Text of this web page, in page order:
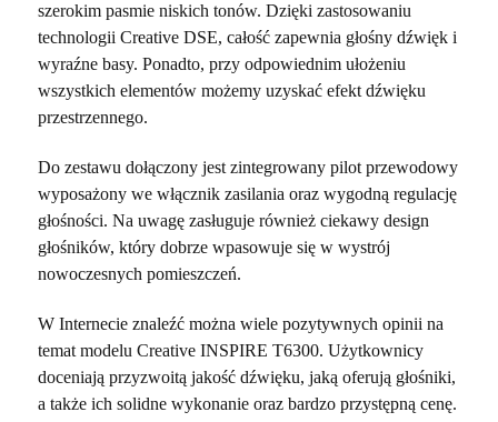
szerokim pasmie niskich tonów. Dzięki zastosowaniu
technologii Creative DSE, całość zapewnia głośny dźwięk i
wyraźne basy. Ponadto, przy odpowiednim ułożeniu
wszystkich elementów możemy uzyskać efekt dźwięku
przestrzennego.
Do zestawu dołączony jest zintegrowany pilot przewodowy
wyposażony we włącznik zasilania oraz wygodną regulację
głośności. Na uwagę zasługuje również ciekawy design
głośników, który dobrze wpasowuje się w wystrój
nowoczesnych pomieszczeń.
W Internecie znaleźć można wiele pozytywnych opinii na
temat modelu Creative INSPIRE T6300. Użytkownicy
doceniają przyzwoitą jakość dźwięku, jaką oferują głośniki,
a także ich solidne wykonanie oraz bardzo przystępną cenę.